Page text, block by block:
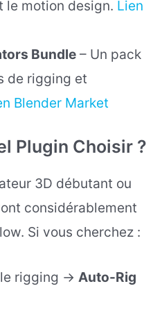
le motion design. Lien
Bundle – Un pack
de rigging et
Blender Market
Plugin Choisir ?
3D débutant ou
considérablement
Si vous cherchez :
le rigging →Auto-Rig